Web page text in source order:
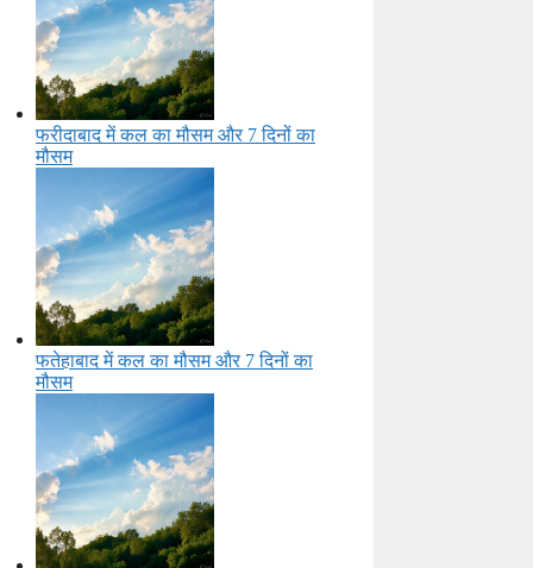
फरीदाबाद में कल का मौसम और 7 दिनों का
मौसम
फतेहाबाद में कल का मौसम और 7 दिनों का
मौसम